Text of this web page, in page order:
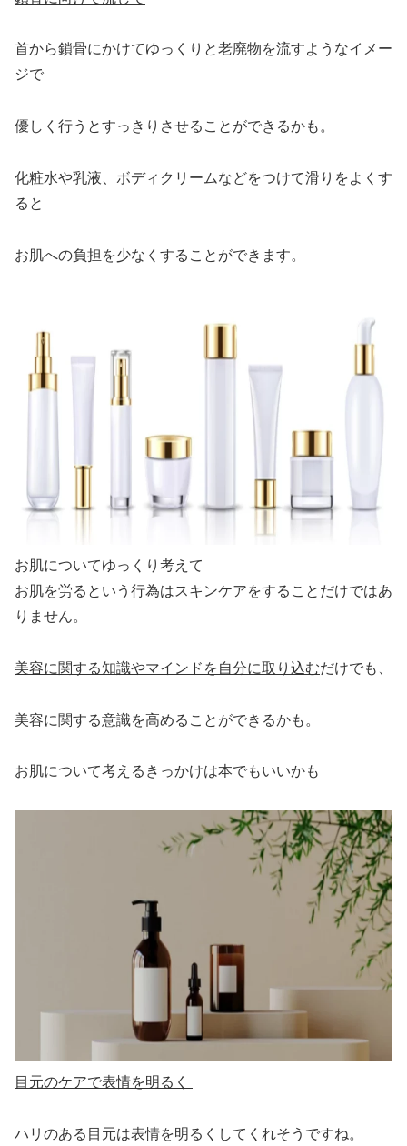
首から鎖骨にかけてゆっくりと老廃物を流すようなイメー
ジで
優しく行うとすっきりさせることができるかも。
化粧水や乳液、ボディクリームなどをつけて滑りをよくす
ると
お肌への負担を少なくすることができます。
お肌についてゆっくり考えて
お肌を労るという行為はスキンケアをすることだけではあ
りません。
美容に関する知識やマインドを自分に取り込むだけでも、
美容に関する意識を高めることができるかも。
お肌について考えるきっかけは本でもいいかも
目元のケアで表情を明るく
ハリのある目元は表情を明るくしてくれそうですね。